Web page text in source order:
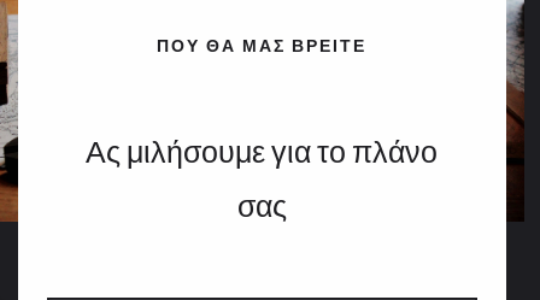
ΠΟΥ ΘΑ ΜΑΣ ΒΡΕΙΤΕ
Ας μιλήσουμε για το πλάνο
σας